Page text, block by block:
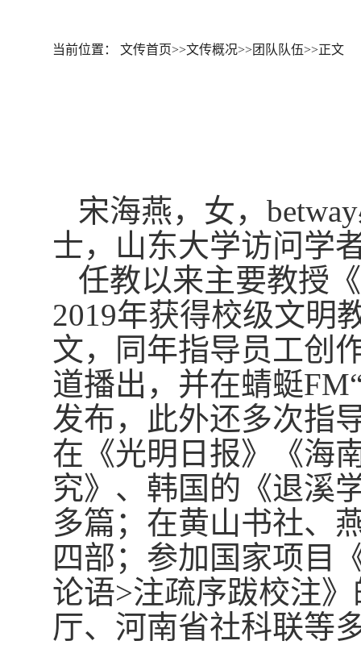
当前位置： 文传首页>>文传概况>>团队队伍>>正文
宋海燕，女，
士，山东大学访问学
任教以来主要教授
2019年获得校级文明
文，同年指导员工创
道播出，并在蜻蜓
发布，此外还多次指
在《光明日报》《海
究》、韩国的《退溪
多篇；在黄山书社、
四部；参加国家项目
论语>注疏序跋校注
厅、河南省社科联等